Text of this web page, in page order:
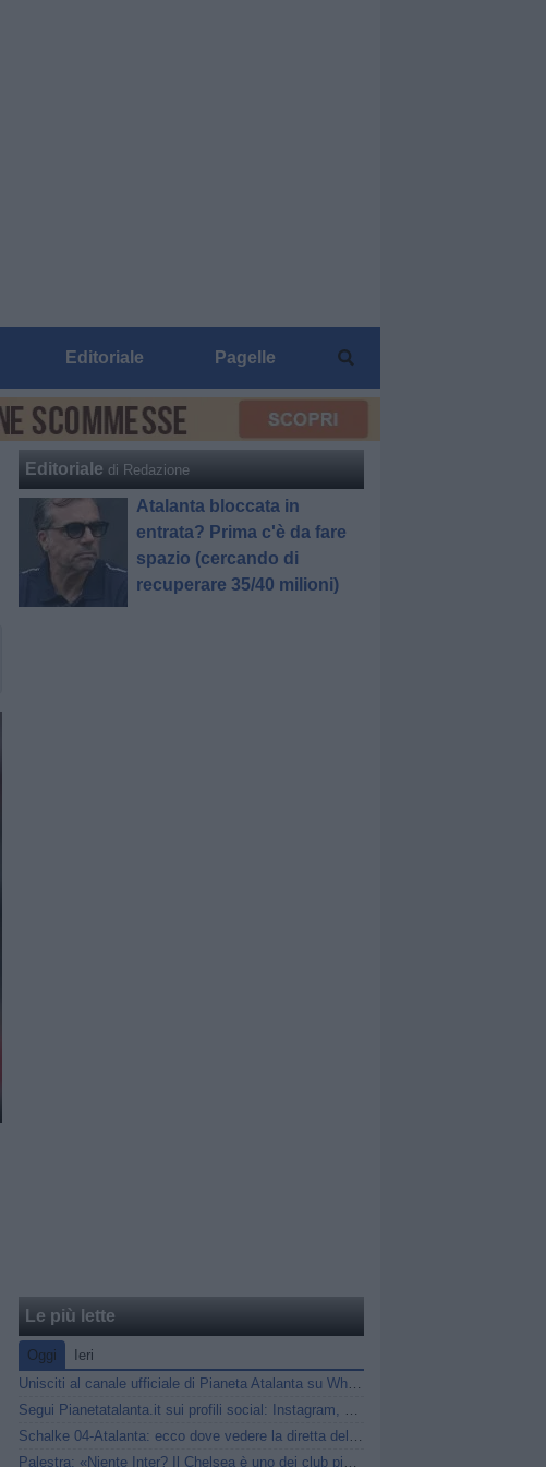
Editoriale Pagelle
Editoriale di Redazione
Atalanta bloccata in
entrata? Prima c'è da fare
spazio (cercando di
recuperare 35/40 milioni)
Le più lette
Oggi
Ieri
Unisciti al canale ufficiale di Pianeta Atalanta su WhatsApp
Segui Pianetatalanta.it sui profili social: Instagram, X e Facebook
Schalke 04-Atalanta: ecco dove vedere la diretta dell'amichevole
Palestra: «Niente Inter? Il Chelsea è uno dei club più forti al mondo»